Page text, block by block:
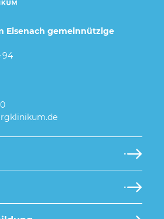
Eisenach gemeinnützige
94